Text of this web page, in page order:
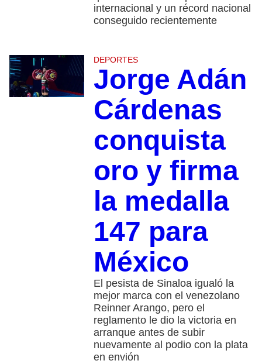
internacional y un récord nacional
conseguido recientemente
DEPORTES
Jorge Adán
Cárdenas
conquista
oro y firma
la medalla
147 para
México
El pesista de Sinaloa igualó la
mejor marca con el venezolano
Reinner Arango, pero el
reglamento le dio la victoria en
arranque antes de subir
nuevamente al podio con la plata
en envión